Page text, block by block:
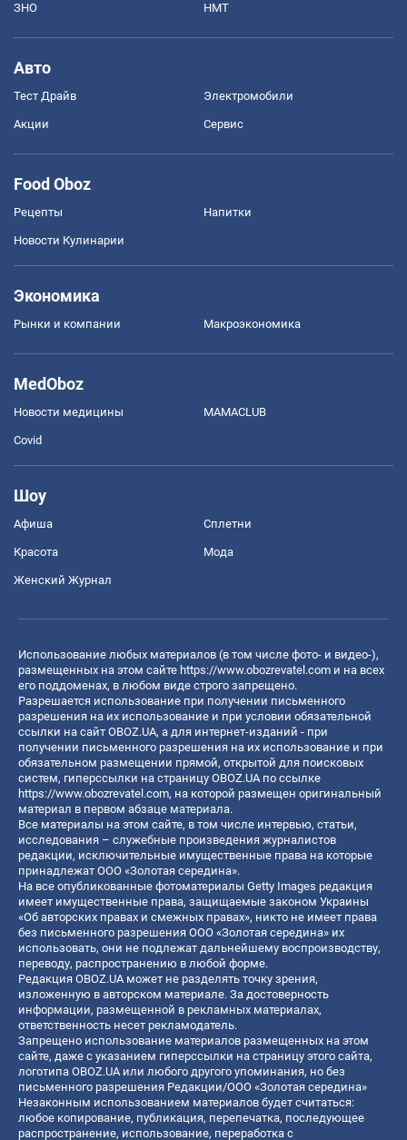
ЗНО НМТ
Авто
Тест Драйв Электромобили
Акции Сервис
Food Oboz
Рецепты Напитки
Новости Кулинарии
Экономика
Рынки и компании Mакроэкономика
MedOboz
Новости медицины MAMACLUB
Covid
Шоу
Афиша Сплетни
Красота Мода
Женский Журнал
Использование любых материалов (в том числе фото- и видео-),
размещенных на этом сайте https://www.obozrevatel.com и на всех
его поддоменах, в любом виде строго запрещено.
Разрешается использование при получении письменного
разрешения на их использование и при условии обязательной
ссылки на сайт OBOZ.UA, а для интернет-изданий - при
получении письменного разрешения на их использование и при
обязательном размещении прямой, открытой для поисковых
систем, гиперссылки на страницу OBOZ.UA по ссылке
https://www.obozrevatel.com, на которой размещен оригинальный
материал в первом абзаце материала.
Все материалы на этом сайте, в том числе интервью, статьи,
исследования – служебные произведения журналистов
редакции, исключительные имущественные права на которые
принадлежат ООО «Золотая середина».
На все опубликованные фотоматериалы Getty Images редакция
имеет имущественные права, защищаемые законом Украины
«Об авторских правах и смежных правах», никто не имеет права
без письменного разрешения ООО «Золотая середина» их
использовать, они не подлежат дальнейшему воспроизводству,
переводу, распространению в любой форме.
Редакция OBOZ.UA может не разделять точку зрения,
изложенную в авторском материале. За достоверность
информации, размещенной в рекламных материалах,
ответственность несет рекламодатель.
Запрещено использование материалов размещенных на этом
сайте, даже с указанием гиперссылки на страницу этого сайта,
логотипа OBOZ.UA или любого другого упоминания, но без
письменного разрешения Редакции/ООО «Золотая середина»
Незаконным использованием материалов будет считаться:
любое копирование, публикация, перепечатка, последующее
распространение, использование, переработка с